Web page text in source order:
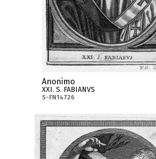
Anonimo
XXI. S. FABIANVS
S-FN14726